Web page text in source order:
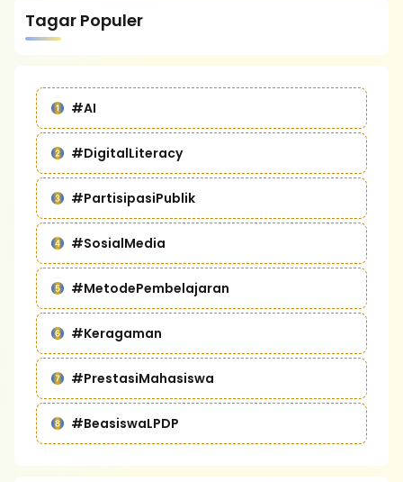
Tagar Populer
#AI
#DigitalLiteracy
#PartisipasiPublik
#SosialMedia
#MetodePembelajaran
#Keragaman
#PrestasiMahasiswa
#BeasiswaLPDP